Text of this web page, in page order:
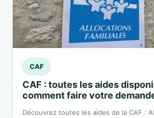
CAF
CAF : toutes les aides
comment faire votre
Découvrez toutes les aides de la CAF :